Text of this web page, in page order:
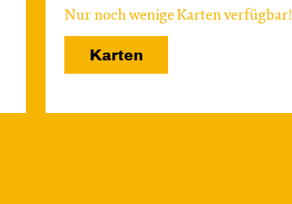
Nur noch wenige Karten verfügbar!
Karten